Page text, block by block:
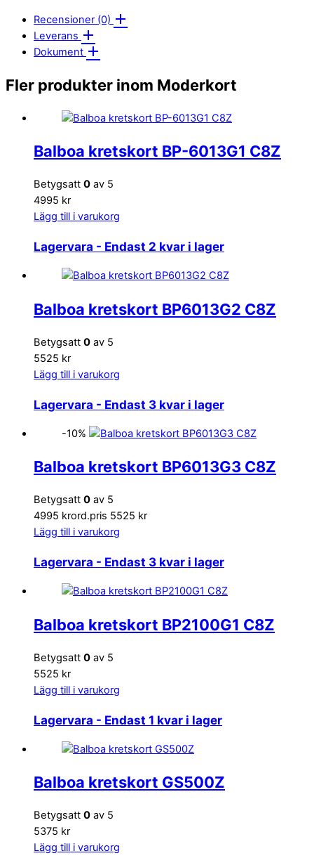
Recensioner (0)
Leverans
Dokument
Fler produkter inom Moderkort
Balboa kretskort BP-6013G1 C8Z
Betygsatt 0 av 5
4995 kr
Lägg till i varukorg
Lagervara - Endast 2 kvar i lager
Balboa kretskort BP6013G2 C8Z
Betygsatt 0 av 5
5525 kr
Lägg till i varukorg
Lagervara - Endast 3 kvar i lager
-10%
Balboa kretskort BP6013G3 C8Z
Betygsatt 0 av 5
4995 krord.pris 5525 kr
Lägg till i varukorg
Lagervara - Endast 3 kvar i lager
Balboa kretskort BP2100G1 C8Z
Betygsatt 0 av 5
5525 kr
Lägg till i varukorg
Lagervara - Endast 1 kvar i lager
Balboa kretskort GS500Z
Betygsatt 0 av 5
5375 kr
Lägg till i varukorg